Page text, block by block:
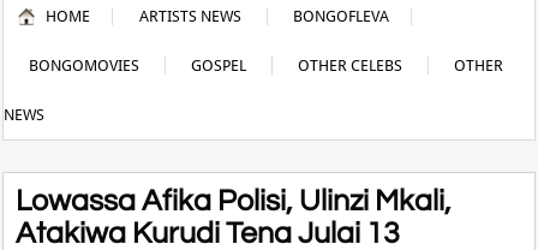
HOME ARTISTS NEWS BONGOFLEVA
BONGOMOVIES GOSPEL OTHER CELEBS OTHER
NEWS
Lowassa Afika Polisi, Ulinzi Mkali,
Atakiwa Kurudi Tena Julai 13